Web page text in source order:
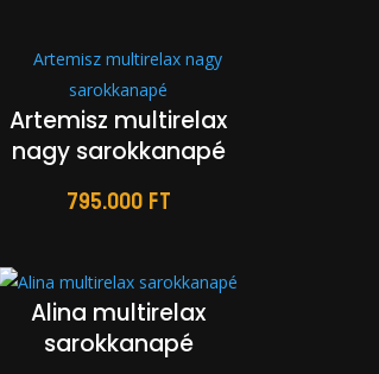
Artemisz multirelax
nagy sarokkanapé
795.000Ft
Alina multirelax
sarokkanapé